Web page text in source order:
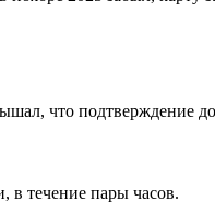
что подтверждение
в течение пары часов.